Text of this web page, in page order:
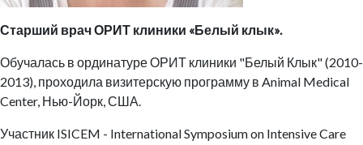
Старший врач ОРИТ клиники «Белый клык».
Обучалась в ординатуре ОРИТ клиники "Белый Клык" (2010-
2013), проходила визитерскую программу в Animal Medical
Center, Нью-Йорк, США.
Участник ISICEM - International Symposium on Intensive Care